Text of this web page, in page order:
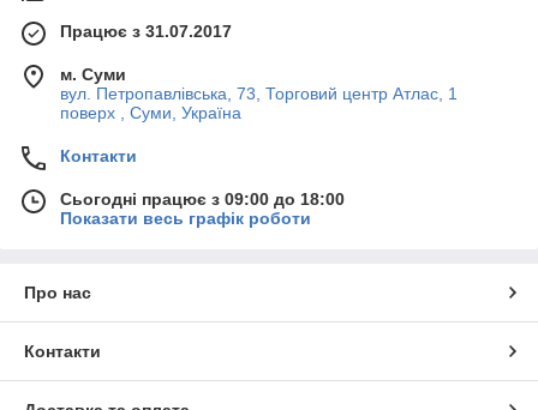
Працює з 31.07.2017
м. Суми
вул. Петропавлівська, 73, Торговий центр Атлас, 1
поверх , Суми, Україна
Контакти
Сьогодні працює з 09:00 до 18:00
Показати весь графік роботи
Про нас
Контакти